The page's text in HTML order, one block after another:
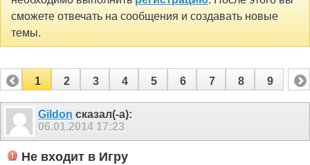
сможете отвечать на сообщения и создавать новые
темы.
1 2 3 4 5 6 7 8 9
Gildon сказал(-а):
06.01.2014 17:23
Не входит в Игру